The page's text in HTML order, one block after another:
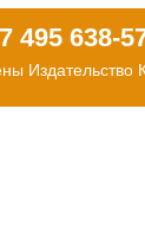
facebook
vk
Издательство
495 638-